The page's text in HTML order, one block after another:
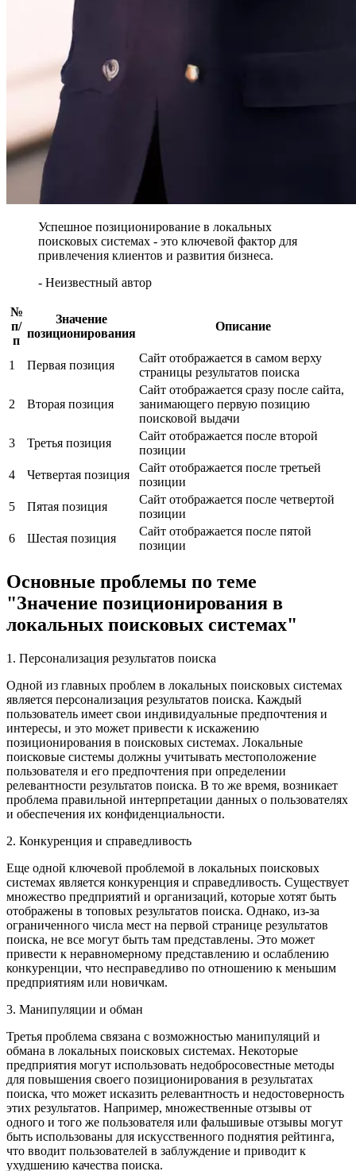
Успешное позиционирование в локальных
поисковых системах - это ключевой фактор для
привлечения клиентов и развития бизнеса.
- Неизвестный автор
№
п/
п
Значение
позиционирования
Описание
1 Первая позиция
Сайт отображается в самом верху
страницы результатов поиска
2 Вторая позиция
Сайт отображается сразу после сайта,
занимающего первую позицию
поисковой выдачи
3
Третья позиция
Сайт отображается после второй
позиции
4
Четвертая позиция
Сайт отображается после третьей
позиции
5
Пятая позиция
Сайт отображается после четвертой
позиции
6
Шестая позиция
Сайт отображается после пятой
позиции
Основные проблемы по теме
"Значение позиционирования в
локальных поисковых системах"
1. Персонализация результатов поиска
Одной из главных проблем в локальных поисковых системах
является персонализация результатов поиска. Каждый
пользователь имеет свои индивидуальные предпочтения и
интересы, и это может привести к искажению
позиционирования в поисковых системах. Локальные
поисковые системы должны учитывать местоположение
пользователя и его предпочтения при определении
релевантности результатов поиска. В то же время, возникает
проблема правильной интерпретации данных о пользователях
и обеспечения их конфиденциальности.
2. Конкуренция и справедливость
Еще одной ключевой проблемой в локальных поисковых
системах является конкуренция и справедливость. Существует
множество предприятий и организаций, которые хотят быть
отображены в топовых результатов поиска. Однако, из-за
ограниченного числа мест на первой странице результатов
поиска, не все могут быть там представлены. Это может
привести к неравномерному представлению и ослаблению
конкуренции, что несправедливо по отношению к меньшим
предприятиям или новичкам.
3. Манипуляции и обман
Третья проблема связана с возможностью манипуляций и
обмана в локальных поисковых системах. Некоторые
предприятия могут использовать недобросовестные методы
для повышения своего позиционирования в результатах
поиска, что может исказить релевантность и недостоверность
этих результатов. Например, множественные отзывы от
одного и того же пользователя или фальшивые отзывы могут
быть использованы для искусственного поднятия рейтинга,
что вводит пользователей в заблуждение и приводит к
ухудшению качества поиска.